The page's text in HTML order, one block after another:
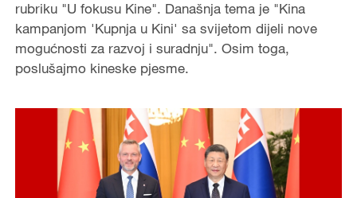
rubriku "U fokusu Kine". Današnja tema je "Kina
kampanjom 'Kupnja u Kini' sa svijetom dijeli nove
mogućnosti za razvoj i suradnju". Osim toga,
poslušajmo kineske pjesme.